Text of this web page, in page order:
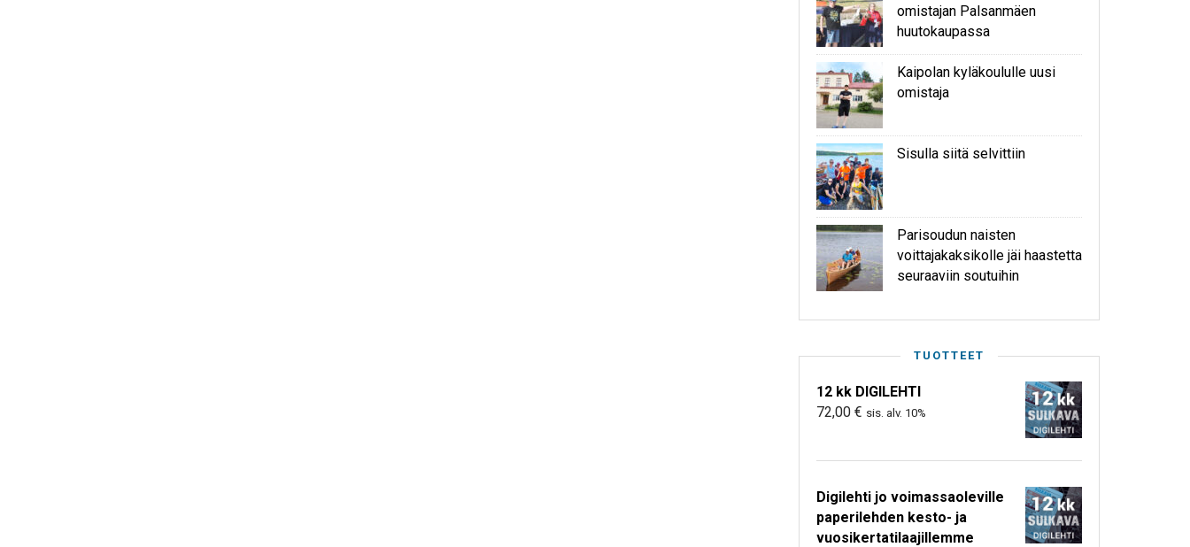
omistajan Palsanmäen
huutokaupassa
Kaipolan kyläkoululle uusi
omistaja
Sisulla siitä selvittiin
Parisoudun naisten
voittajakaksikolle jäi haastetta
seuraaviin soutuihin
TUOTTEET
12 kk DIGILEHTI
72,00 € sis. alv. 10%
Digilehti jo voimassaoleville
paperilehden kesto- ja
vuosikertatilaajillemme